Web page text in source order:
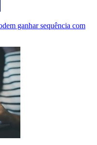
ganhar sequência com